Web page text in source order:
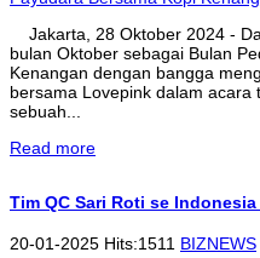
Jakarta, 28 Oktober 2024 -
bulan Oktober sebagai Bulan
Kenangan dengan bangga
bersama Lovepink dalam acara
sebuah...
Read more
Tim QC Sari Roti se
20-01-2025 Hits:1511 BIZNEWS